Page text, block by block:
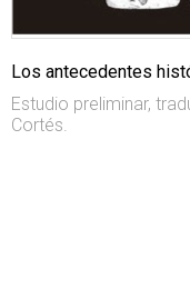
Los antecedentes
Estudio preliminar,
Cortés.